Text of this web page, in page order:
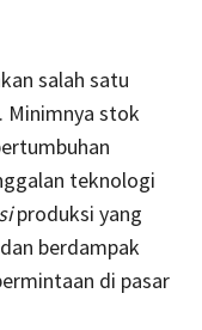
salah satu
stok
teknologi
produksi yang
berdampak
di pasar